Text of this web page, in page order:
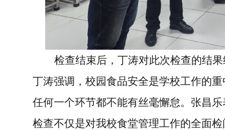
检查结束后， 丁涛对此次检查的结
丁涛强调， 校园食品安全是学校工作的
任何一个环节都不能有丝毫懈怠。 张昌
检查不仅是对我校食堂管理工作的全面